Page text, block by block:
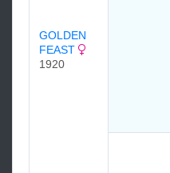
GOLDEN
FEAST
1920